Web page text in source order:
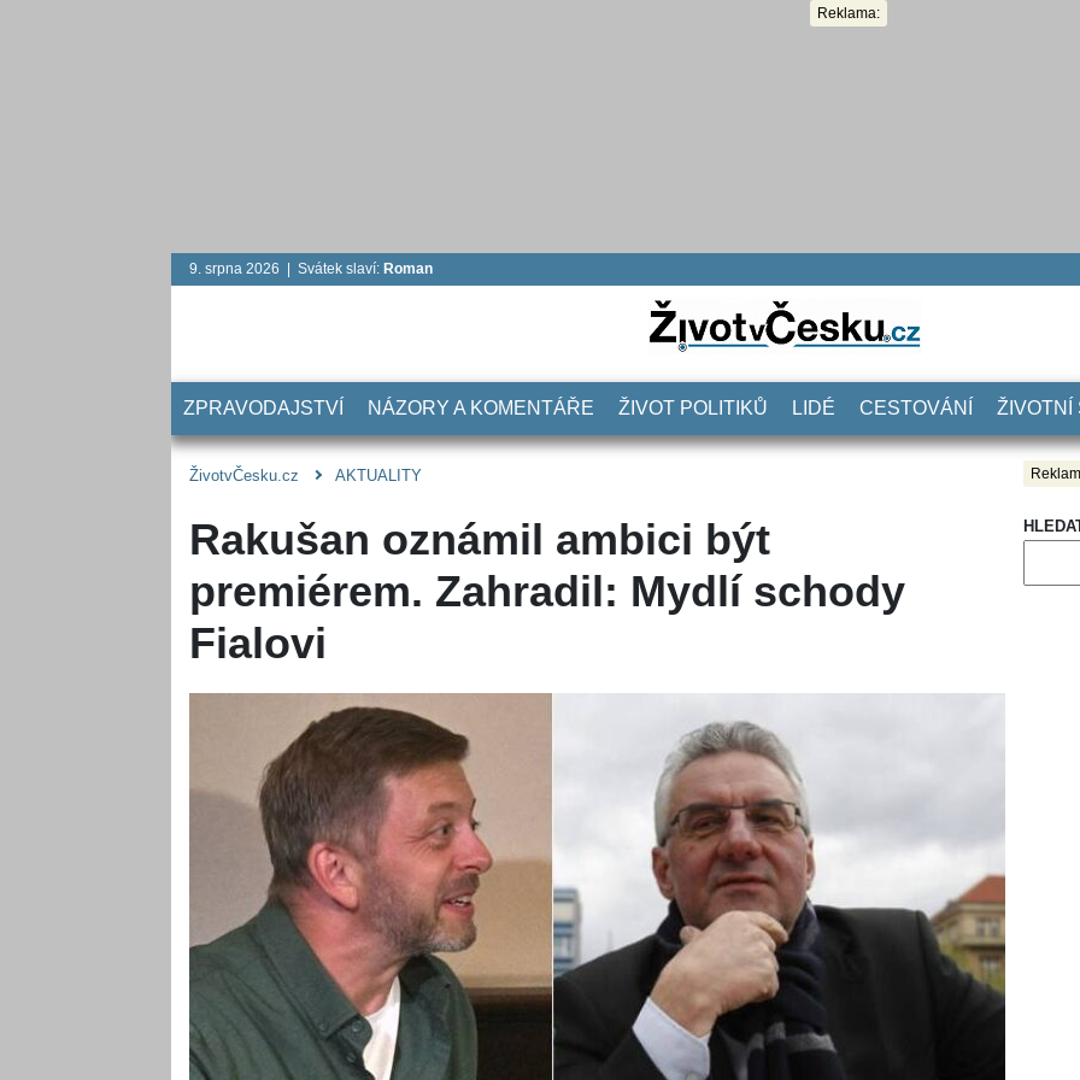
Reklama:
9. srpna 2026 | Svátek slaví: Roman
ZPRAVODAJSTVÍ NÁZORY A KOMENTÁŘE ŽIVOT POLITIKŮ LIDÉ CESTOVÁNÍ ŽIVOTNÍ
ŽivotvČesku.cz AKTUALITY
Rakušan oznámil ambici být
premiérem. Zahradil: Mydlí schody
Fialovi